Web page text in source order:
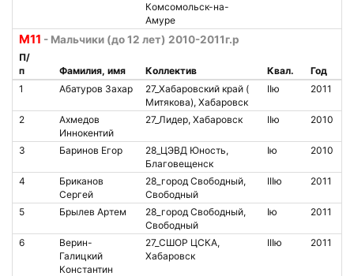
Комсомольск-на-
Амуре
М11 - Мальчики (до 12 лет) 2010-2011г.р
П/
п
Фамилия, имя Коллектив Квал. Год
1
Абатуров Захар
27_Хабаровский край (
Митякова), Хабаровск
IIю 2011
2
Ахмедов
Иннокентий
27_Лидер, Хабаровск IIю 2010
3 Баринов Егор
28_ЦЭВД Юность,
Благовещенск
Iю 2010
4
Бриканов
Сергей
28_город Свободный,
Свободный
IIIю 2011
5 Брылев Артем
28_город Свободный,
Свободный
Iю 2011
6
Верин-
Галицкий
Константин
27_СШОР ЦСКА,
Хабаровск
IIIю 2011